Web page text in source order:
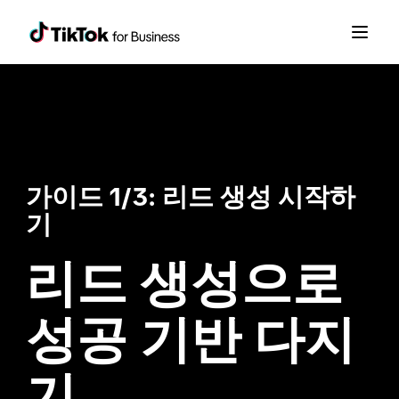
가이드 1/3: 리드 생성 시작하
기
리드 생성으로
성공 기반 다지